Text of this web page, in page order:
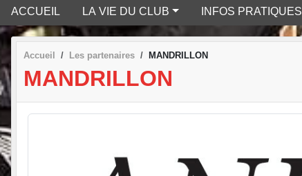
ACCUEIL LA VIE DU CLUB INFOS PRATIQUES
Accueil Les partenaires MANDRILLON
MANDRILLON